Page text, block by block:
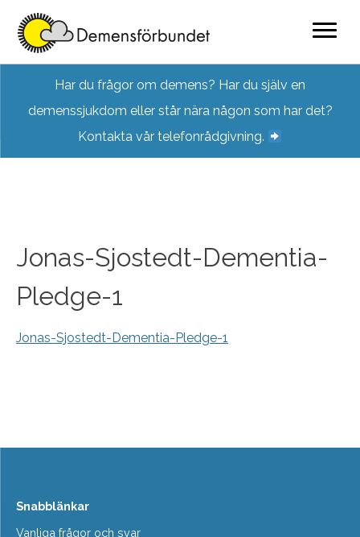
content
Har du frågor om demens? Har du själv en
demenssjukdom eller står nära någon som har det?
Kontakta vår telefonrådgivning.
Jonas-Sjostedt-Dementia-
Pledge-1
Jonas-Sjostedt-Dementia-Pledge-1
Snabblänkar
Vanliga frågor och svar